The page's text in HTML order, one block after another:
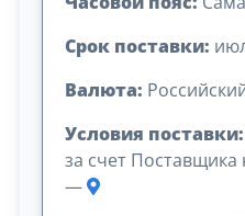
Срок поставки:
Валюта:
Условия поставки:
за счет Поставщика
—